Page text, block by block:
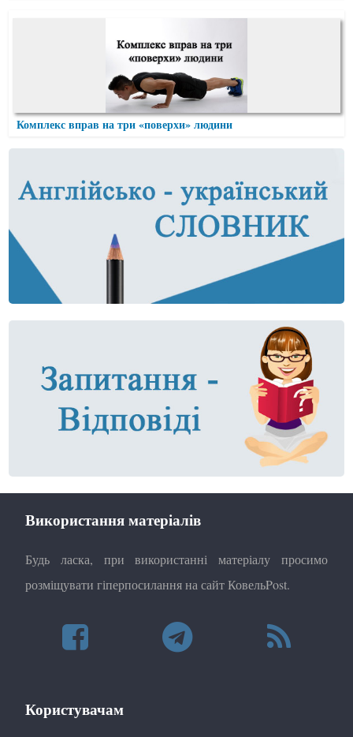
Комплекс вправ на три «поверхи» людини
Використання матеріалів
Будь ласка, при використанні матеріалу просимо
розміщувати гіперпосилання на сайт КовельPost.
Користувачам